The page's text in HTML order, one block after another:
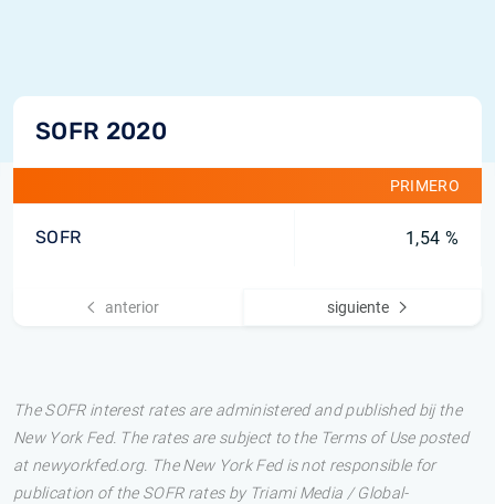
SOFR 2020
PRIMERO
SOFR 1,54 %
anterior siguiente
The SOFR interest rates are administered and published bij the
New York Fed. The rates are subject to the Terms of Use posted
at newyorkfed.org. The New York Fed is not responsible for
publication of the SOFR rates by Triami Media / Global-